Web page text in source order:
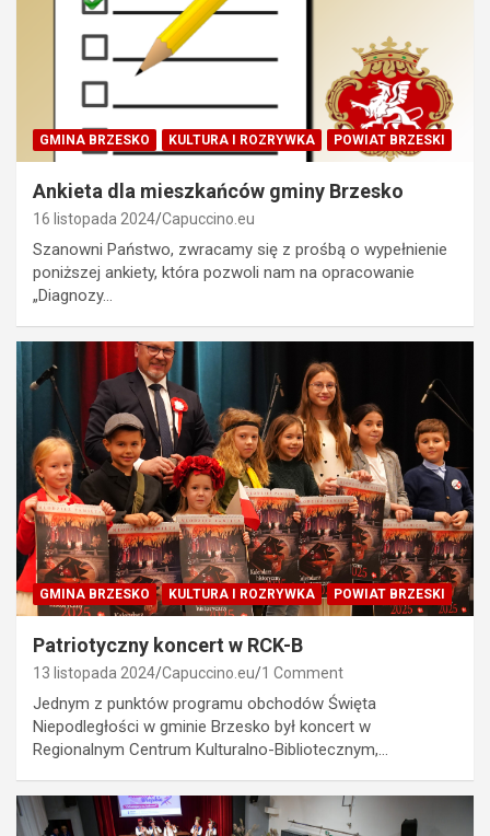
GMINA BRZESKO KULTURA I ROZRYWKA POWIAT BRZESKI
Ankieta dla mieszkańców gminy Brzesko
16 listopada 2024 Capuccino.eu
Szanowni Państwo, zwracamy się z prośbą o wypełnienie
poniższej ankiety, która pozwoli nam na opracowanie
„Diagnozy…
GMINA BRZESKO KULTURA I ROZRYWKA POWIAT BRZESKI
Patriotyczny koncert w RCK-B
13 listopada 2024 Capuccino.eu 1 Comment
Jednym z punktów programu obchodów Święta
Niepodległości w gminie Brzesko był koncert w
Regionalnym Centrum Kulturalno-Bibliotecznym,…